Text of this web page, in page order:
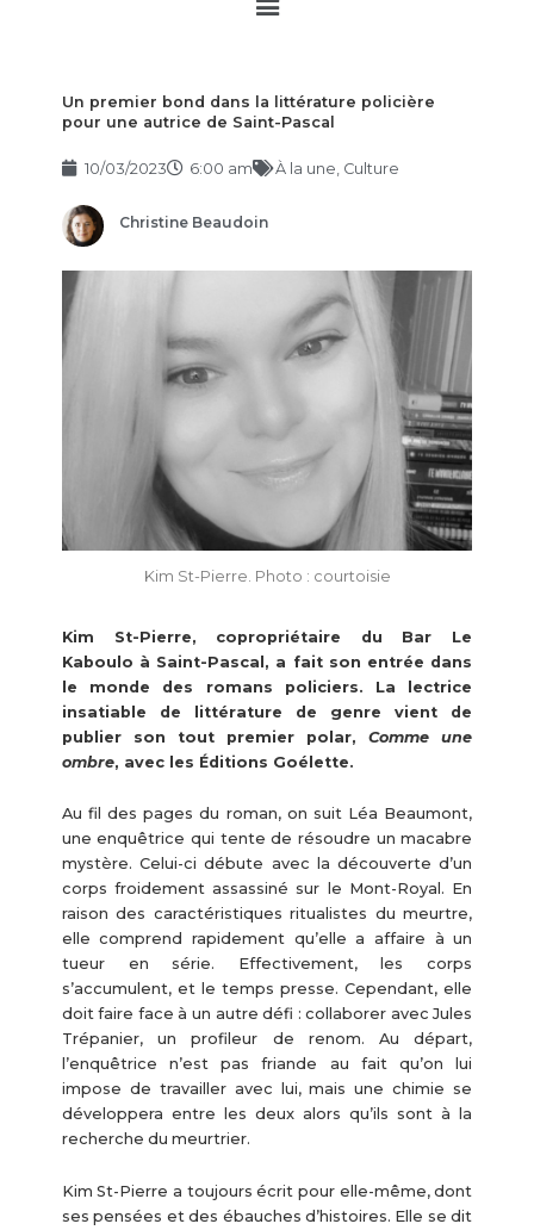
Un premier bond dans la littérature policière
pour une autrice de Saint-Pascal
10/03/2023 6:00 am À la une Culture
Christine Beaudoin
Kim St-Pierre. Photo : courtoisie
Kim St-Pierre, copropriétaire du Bar Le
Kaboulo à Saint-Pascal, a fait son entrée dans
le monde des romans policiers. La lectrice
insatiable de littérature de genre vient de
publier son tout premier polar,Comme une
ombre, avec les Éditions Goélette.
Au fil des pages du roman, on suit Léa Beaumont,
une enquêtrice qui tente de résoudre un macabre
mystère. Celui-ci débute avec la découverte d’un
corps froidement assassiné sur le Mont-Royal. En
raison des caractéristiques ritualistes du meurtre,
elle comprend rapidement qu’elle a affaire à un
tueur en série. Effectivement, les corps
s’accumulent, et le temps presse. Cependant, elle
doit faire face à un autre défi : collaborer avec Jules
Trépanier, un profileur de renom. Au départ,
l’enquêtrice n’est pas friande au fait qu’on lui
impose de travailler avec lui, mais une chimie se
développera entre les deux alors qu’ils sont à la
recherche du meurtrier.
Kim St-Pierre a toujours écrit pour elle-même, dont
ses pensées et des ébauches d’histoires. Elle se dit